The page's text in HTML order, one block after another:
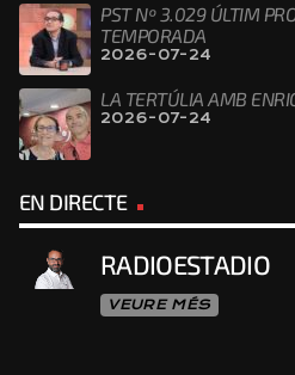
PST Nº 3.029 ÚLTIM
TEMPORADA
2026-07-24
LA TERTÚLIA AMB
2026-07-24
EN DIRECTE
RADIOESTADIO
VEURE MÉS